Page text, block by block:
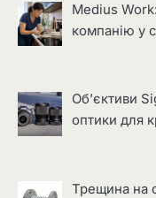
Medius
компанію у
Об’єктиви
оптики для
Трещина на